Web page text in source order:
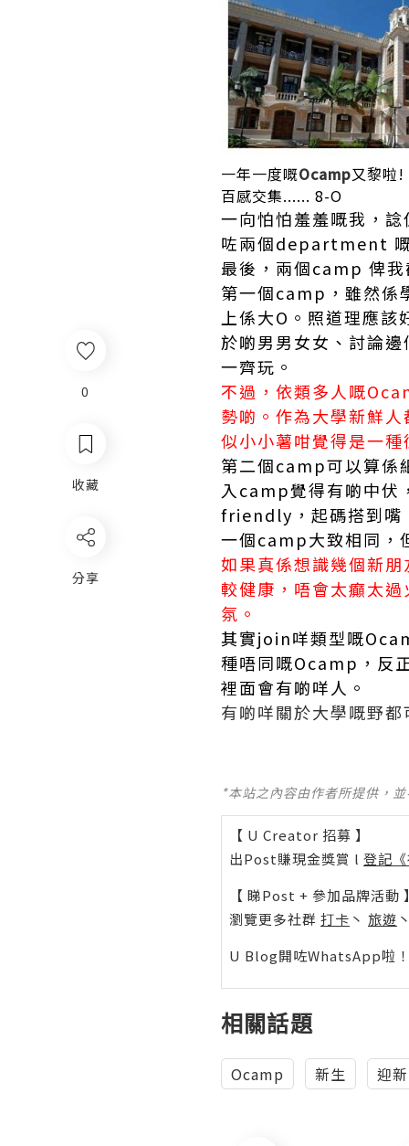
0
收藏
分享
一年一度嘅Ocamp又黎啦!
百感交集...... 8-O
一向怕怕羞羞嘅我，
咗兩個department 嘅
最後，兩個camp 俾
第一個camp，雖然係
上係大O。照道理應
於啲男男女女、討論
一齊玩。
不過，依類多人嘅
勢啲。作為大學新鮮
似小小薯咁覺得是一種
第二個camp可以算係
入camp覺得有啲中伏
friendly，起碼搭到嘴
一個camp大致相同，
如果真係想識幾個新
較健康，唔會太癲太
氛。
其實join咩類型嘅
種唔同嘅Ocamp，反
裡面會有啲咩人。
有啲咩關於大學嘅野
*本站之內容由作者所提供，
【 U Creator 招募 】
出Post賺現金獎賞 l 登記
【 睇Post + 參加品牌活動
瀏覽更多社群 打卡 丶 旅遊
U Blog開咗WhatsApp啦
相關話題
Ocamp 新生 迎新